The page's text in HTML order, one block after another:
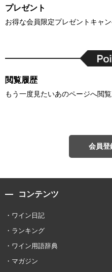
プレゼント
お得な会員限定プレゼントキャ
閲覧履歴
もう一度見たいあのページへ閲
会員登
コンテンツ
ワイン日記
ランキング
ワイン用語辞典
マガジン